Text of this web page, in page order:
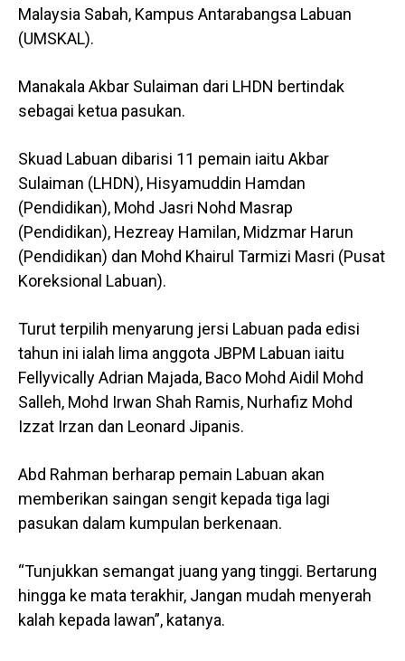
Malaysia Sabah, Kampus Antarabangsa Labuan
(UMSKAL).
Manakala Akbar Sulaiman dari LHDN bertindak
sebagai ketua pasukan.
Skuad Labuan dibarisi 11 pemain iaitu Akbar
Sulaiman (LHDN), Hisyamuddin Hamdan
(Pendidikan), Mohd Jasri Nohd Masrap
(Pendidikan), Hezreay Hamilan, Midzmar Harun
(Pendidikan) dan Mohd Khairul Tarmizi Masri (Pusat
Koreksional Labuan).
Turut terpilih menyarung jersi Labuan pada edisi
tahun ini ialah lima anggota JBPM Labuan iaitu
Fellyvically Adrian Majada, Baco Mohd Aidil Mohd
Salleh, Mohd Irwan Shah Ramis, Nurhafiz Mohd
Izzat Irzan dan Leonard Jipanis.
Abd Rahman berharap pemain Labuan akan
memberikan saingan sengit kepada tiga lagi
pasukan dalam kumpulan berkenaan.
“Tunjukkan semangat juang yang tinggi. Bertarung
hingga ke mata terakhir, Jangan mudah menyerah
kalah kepada lawan”, katanya.